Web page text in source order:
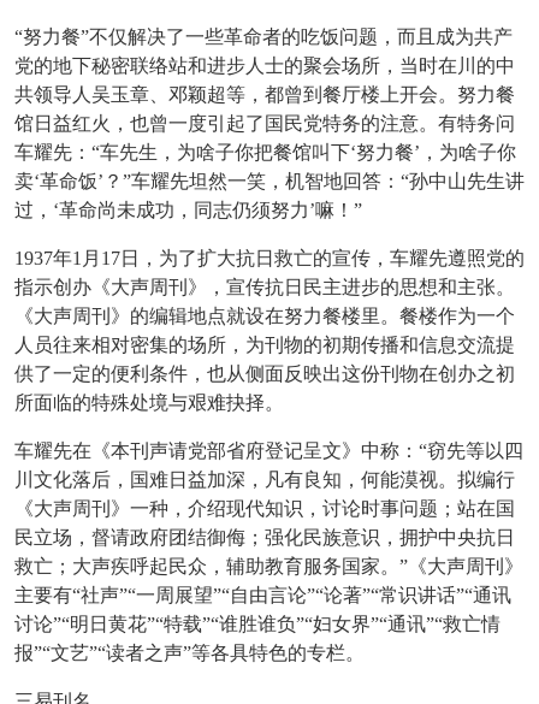
“努力餐”不仅解决了一些革命者的吃饭问题，而且成为共产
党的地下秘密联络站和进步人士的聚会场所，当时在川的中
共领导人吴玉章、邓颖超等，都曾到餐厅楼上开会。努力餐
馆日益红火，也曾一度引起了国民党特务的注意。有特务问
车耀先：“车先生，为啥子你把餐馆叫下‘努力餐’，为啥子你
卖‘革命饭’？”车耀先坦然一笑，机智地回答：“孙中山先生讲
过，‘革命尚未成功，同志仍须努力’嘛！”
1937年1月17日，为了扩大抗日救亡的宣传，车耀先遵照党的
指示创办《大声周刊》，宣传抗日民主进步的思想和主张。
《大声周刊》的编辑地点就设在努力餐楼里。餐楼作为一个
人员往来相对密集的场所，为刊物的初期传播和信息交流提
供了一定的便利条件，也从侧面反映出这份刊物在创办之初
所面临的特殊处境与艰难抉择。
车耀先在《本刊声请党部省府登记呈文》中称： “窃先等以四
川文化落后，国难日益加深，凡有良知，何能漠视。拟编行
《大声周刊》一种，介绍现代知识，讨论时事问题；站在国
民立场，督请政府团结御侮；强化民族意识，拥护中央抗日
救亡；大声疾呼起民众，辅助教育服务国家。”《大声周刊》
主要有“社声”“一周展望”“自由言论”“论著”“常识讲话”“通讯
讨论”“明日黄花”“特载”“谁胜谁负”“妇女界”“通讯”“救亡情
报”“文艺”“读者之声”等各具特色的专栏。